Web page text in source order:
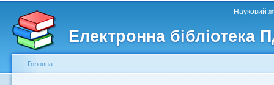
Електронна бібліотека
Головне меню Науковий
Другорядне меню
Головна